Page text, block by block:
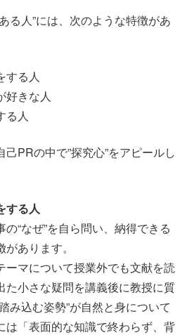
る人”には、次のような特徴があ
する人
好きな人
る人
PRの中で”探究心”をアピールし
する人
“なぜ”を自ら問い、納得できる
あります。
ーマについて授業外でも文献を読
た小さな疑問を講義後に教授に質
み込む姿勢”が自然と身について
は「表面的な知識で終わらず、背